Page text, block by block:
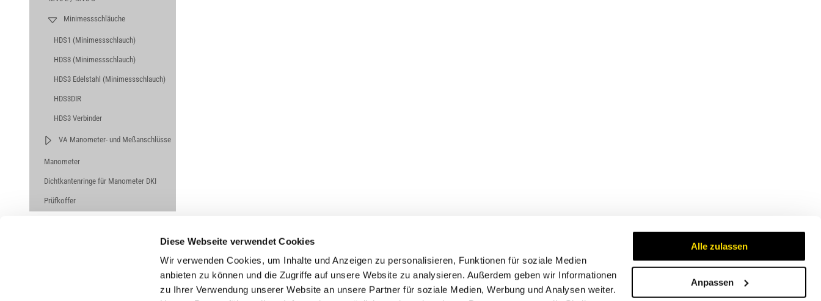
Diese Webseite verwendet Cookies
Wir verwenden Cookies, um Inhalte und Anzeigen zu personalisieren, Funktionen für soziale Medien
anbieten zu können und die Zugriffe auf unsere Website zu analysieren. Außerdem geben wir Informationen
zu Ihrer Verwendung unserer Website an unsere Partner für soziale Medien, Werbung und Analysen weiter.
Alle zulassen
Anpassen
Minimessschläuche
HDS1 (Minimessschlauch)
HDS3 (Minimessschlauch)
HDS3 Edelstahl (Minimessschlauch)
HDS3DIR
HDS3 Verbinder
VA Manometer- und Meßanschlüsse
Manometer
Dichtkantenringe für Manometer DKI
Prüfkoffer
Unternehmen Service Kontakt Zertifikate